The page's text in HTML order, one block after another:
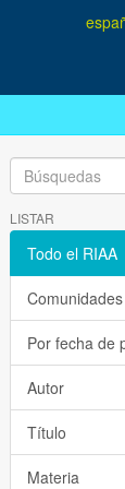
LISTAR
Todo el RIAA
Por fecha de
Autor
Título
Materia